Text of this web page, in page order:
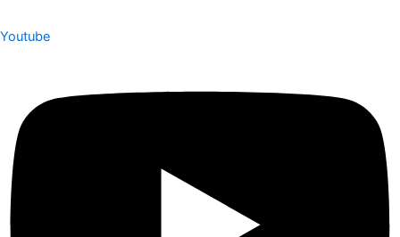
Youtube